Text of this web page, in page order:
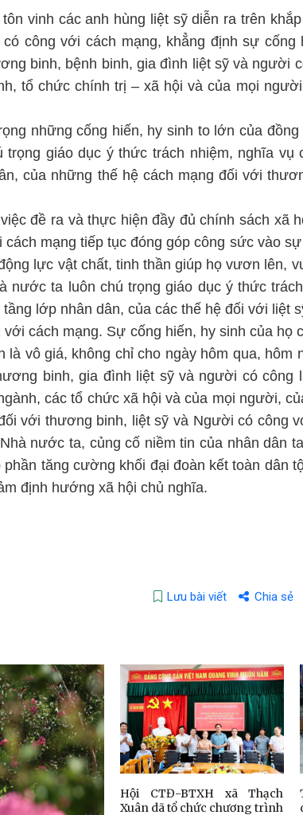
vinh các anh hùng liệt sỹ diễn ra trên
công với cách mạng, khẳng định sự cống
binh, bệnh binh, gia đình liệt sỹ và người
tổ chức chính trị – xã hội và của mọi
những cống hiến, hy sinh to lớn của đồng
giáo dục ý thức trách nhiệm, nghĩa vụ
của những thế hệ cách mạng đối với
đề ra và thực hiện đầy đủ chính sách xã
mạng tiếp tục đóng góp công sức vào
lực vật chất, tinh thần giúp họ vươn lên,
nước ta luôn chú trọng giáo dục ý thức
lớp nhân dân, của các thế hệ đối với liệt
cách mạng. Sự cống hiến, hy sinh của họ
là vô giá, không chỉ cho ngày hôm qua, hôm
binh, gia đình liệt sỹ và người có công
các tổ chức xã hội và của mọi người,
với thương binh, liệt sỹ và Người có công
nước ta, củng cố niềm tin của nhân dân
tăng cường khối đại đoàn kết toàn dân
định hướng xã hội chủ nghĩa.
Lưu bài viết Chia sẻ
Hội CTĐ-BTXH xã Thạch
Xuân dã tổ chức chương trình